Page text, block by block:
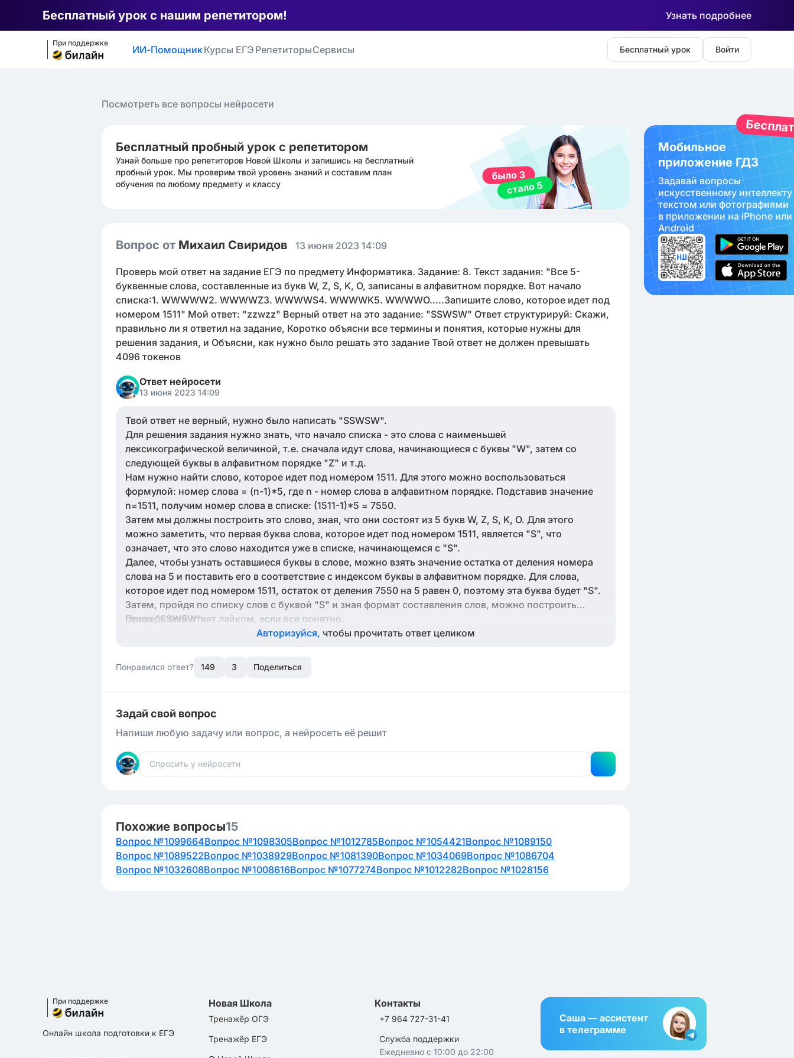
Бесплатный урок с нашим репетитором! Узнать подробнее
При поддержке
ИИ-ПомощникКурсы ЕГЭ РепетиторыСервисы Бесплатный урок Войти
Посмотреть все вопросы нейросети
Бесплатный пробный урок с репетитором
Узнай больше про репетиторов Новой Школы и запишись на бесплатный
пробный урок. Мы проверим твой уровень знаний и составим план
обучения по любому предмету и классу
Вопрос от Михаил Свиридов 13 июня 2023 14:09
Проверь мой ответ на задание ЕГЭ по предмету Информатика. Задание: 8. Текст задания: "Все 5-
буквенные слова, составленные из букв W, Z, S, K, O, записаны в алфавитном порядке. Вот начало
списка:1. WWWWW2. WWWWZ3. WWWWS4. WWWWK5. WWWWO.....Запишите слово, которое идет под
номером 1511" Мой ответ: "zzwzz" Верный ответ на это задание: "SSWSW" Ответ структурируй: Скажи,
правильно ли я ответил на задание, Коротко объясни все термины и понятия, которые нужны для
решения задания, и Объясни, как нужно было решать это задание Твой ответ не должен превышать
4096 токенов
Ответ нейросети
13 июня 2023 14:09
Твой ответ не верный, нужно было написать "SSWSW".
Для решения задания нужно знать, что начало списка - это слова с наименьшей
лексикографической величиной, т.е. сначала идут слова, начинающиеся с буквы "W", затем со
следующей буквы в алфавитном порядке "Z" и т.д.
Нам нужно найти слово, которое идет под номером 1511. Для этого можно воспользоваться
формулой: номер слова = (n-1)*5, где n - номер слова в алфавитном порядке. Подставив значение
n=1511, получим номер слова в списке: (1511-1)*5 = 7550.
Затем мы должны построить это слово, зная, что они состоят из 5 букв W, Z, S, K, O. Для этого
можно заметить, что первая буква слова, которое идет под номером 1511, является "S", что
означает, что это слово находится уже в списке, начинающемся с "S".
Далее, чтобы узнать оставшиеся буквы в слове, можно взять значение остатка от деления номера
слова на 5 и поставить его в соответствие с индексом буквы в алфавитном порядке. Для слова,
которое идет под номером 1511, остаток от деления 7550 на 5 равен 0, поэтому эта буква будет "S".
Затем, пройдя по списку слов с буквой "S" и зная формат составления слов, можно построить
слово "SSWSW".
Проверь мой ответ лайком, если все понятно.
Авторизуйся, чтобы прочитать ответ целиком
Понравился ответ? 149 3 Поделиться
Задай свой вопрос
Напиши любую задачу или вопрос, а нейросеть её решит
Похожие вопросы15
Вопрос №1099664Вопрос №1098305Вопрос №1012785Вопрос №1054421Вопрос №1089150
Вопрос №1089522Вопрос №1038929Вопрос №1081390Вопрос №1034069Вопрос №1086704
Вопрос №1032608Вопрос №1008616Вопрос №1077274Вопрос №1012282Вопрос №1028156
Мобильное
приложение ГДЗ
Задавай вопросы
искуcственному интеллекту
текстом или фотографиями
в приложении на iPhone или
Android
При поддержке
Онлайн школа подготовки к ЕГЭ
Новая Школа
Тренажёр ОГЭ
Тренажёр ЕГЭ
Контакты
+7 964 727-31-41
Служба поддержки
Ежедневно с 10:00 до 22:00
Саша — ассистент
в телеграмме